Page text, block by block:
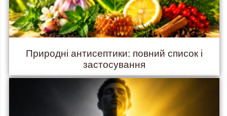
Природні антисептики: повний список і
застосування